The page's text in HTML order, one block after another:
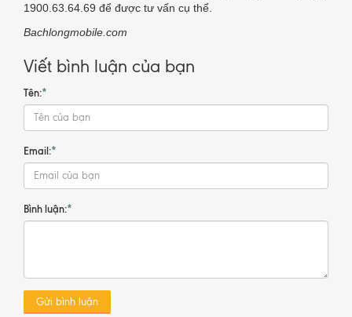
1900.63.64.69 để được tư vấn cụ thể.
Bachlongmobile.com
Viết bình luận của bạn
Tên:*
Email:*
Bình luận:*
Gửi bình luận